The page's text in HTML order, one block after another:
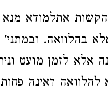
אתלמודא מנא
בהלוואה. ובמתני'
אלא לזמן מועט
דאינה